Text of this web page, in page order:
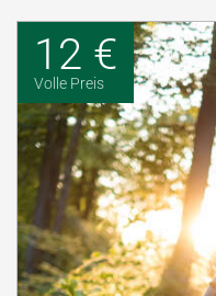
12 €
Volle Preis